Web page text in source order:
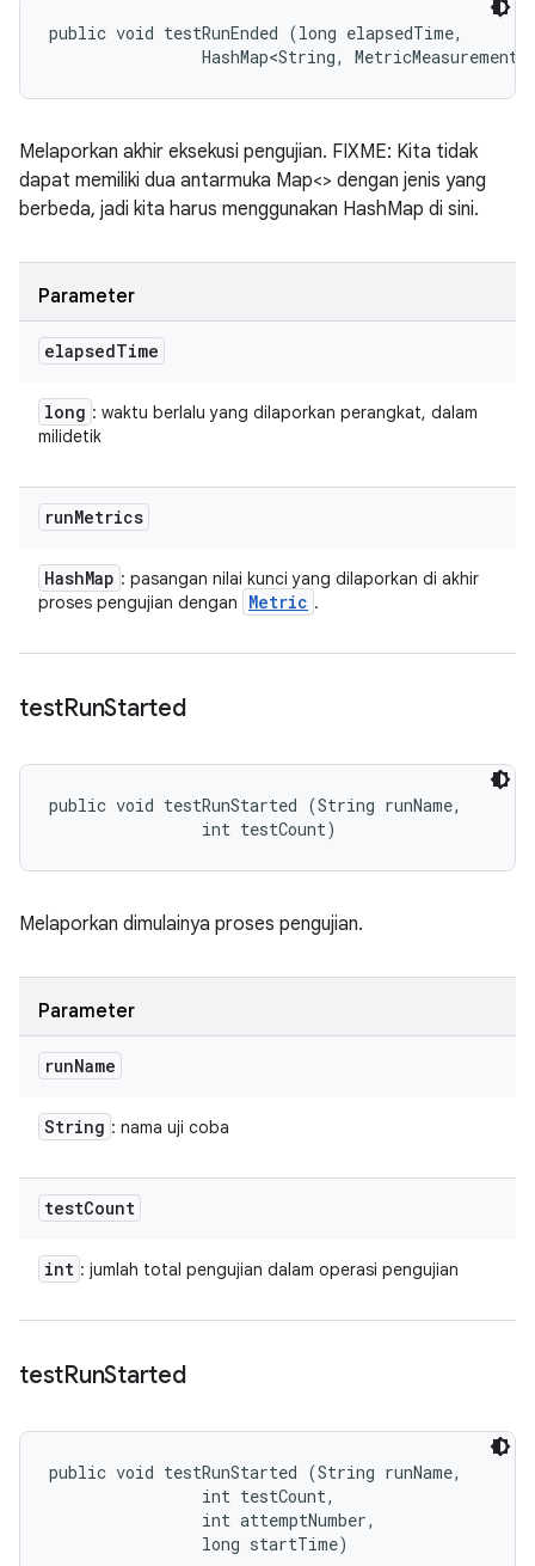
public void testRunEnded (long elapsedTime,
HashMap<String,
Melaporkan akhir eksekusi pengujian. FIXME: Kita tidak
dapat memiliki dua antarmuka Map<> dengan jenis yang
berbeda, jadi kita harus menggunakan HashMap di sini.
Parameter
elapsedTime
long : waktu berlalu yang dilaporkan perangkat, dalam
milidetik
runMetrics
HashMap : pasangan nilai kunci yang dilaporkan di akhir
proses pengujian dengan
Metric .
testRunStarted
public void testRunStarted (String runName,
                int testCount)
Melaporkan dimulainya proses pengujian.
Parameter
runName
String : nama uji coba
testCount
int : jumlah total pengujian dalam operasi pengujian
testRunStarted
public void testRunStarted (String runName,
                int testCount,
                int attemptNumber,
                long startTime)